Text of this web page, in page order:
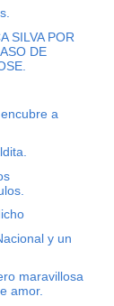
SILVA POR
DE
a
y un
maravillosa
amor.